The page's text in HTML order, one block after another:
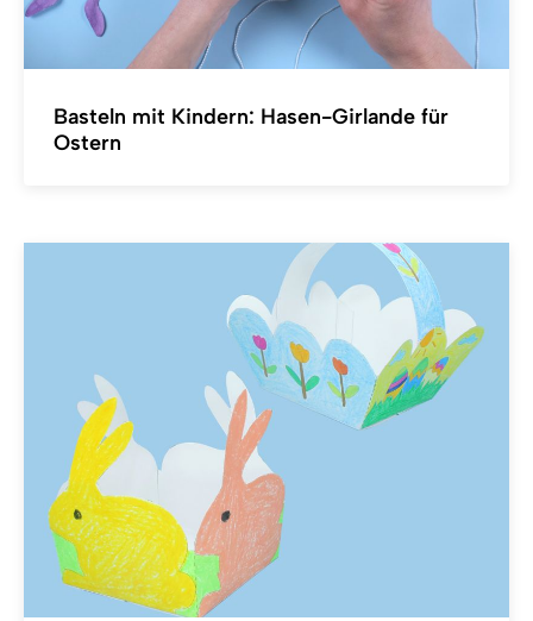
Basteln mit Kindern: Hasen-Girlande für
Ostern